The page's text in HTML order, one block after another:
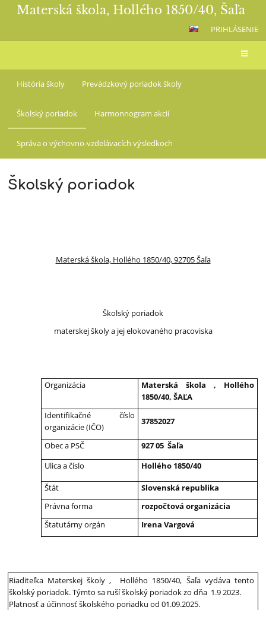
Materská škola, Hollého 1850/40, Šaľa
PRIHLÁSENIE
O
škole
História školy Prevádzkový poriadok školy
Školský poriadok Harmonnogram akcií
Správa o výchovno-vzdelávacích výsledkoch
Školský poriadok
Materská škola, Hollého 1850/40, 92705 Šaľa
Školský poriadok
materskej školy a jej elokovaného pracoviska
Organizácia
Materská škola , Hollého
1850/40, ŠAĽA
Identifikačné číslo
organizácie (IČO)
37852027
Obec a PSČ
927 05 Šaľa
Ulica a číslo
Hollého 1850/40
Štát
Slovenská republika
Právna forma
rozpočtová organizácia
Štatutárny orgán
Irena Vargová
Riaditeľka Materskej školy , Hollého 1850/40, Šaľa vydáva tento
školský poriadok. Týmto sa ruší školský poriadok zo dňa 1.9 2023.
Platnosť a účinnosť školského poriadku od 01.09.2025.